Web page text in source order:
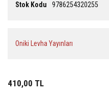
Stok Kodu 9786254320255
Oniki Levha Yayınları
410,00 TL